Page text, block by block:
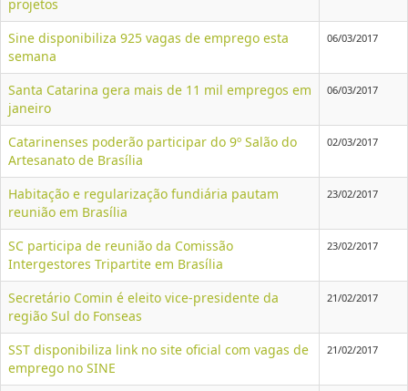
projetos
Sine disponibiliza 925 vagas de emprego esta
semana
06/03/2017
Santa Catarina gera mais de 11 mil empregos em
janeiro
06/03/2017
Catarinenses poderão participar do 9º Salão do
Artesanato de Brasília
02/03/2017
Habitação e regularização fundiária pautam
reunião em Brasília
23/02/2017
SC participa de reunião da Comissão
Intergestores Tripartite em Brasília
23/02/2017
Secretário Comin é eleito vice-presidente da
região Sul do Fonseas
21/02/2017
SST disponibiliza link no site oficial com vagas de
emprego no SINE
21/02/2017